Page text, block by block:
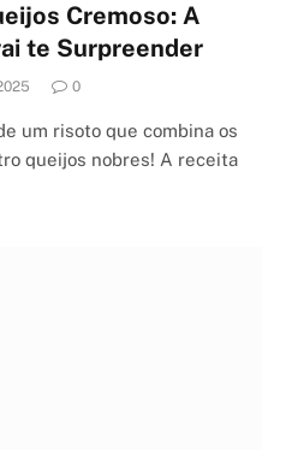
Cremoso: A
te Surpreender
0
um risoto que combina os
queijos nobres! A receita